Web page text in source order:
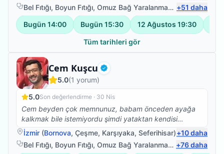
Bel Fıtığı, Boyun Fıtığı, Omuz Bağ Yaralanması ,Sırt Ağrısı
+51 daha
Bugün 14:00 Bugün 15:30 12 Ağustos 19:30
Tüm tarihleri gör
Cem Kuşcu Doğrulanmış
Fizyoterapist
5.0(1 yorum)
5.0Son değerlendirme · 30 Nis
Cem beyden çok memnunuz, babam önceden ayağa
kalkmak bile istemiyordu şimdi yataktan kendisi
kalkıyor yan koltuğa geçiyor, hareket etme konusunda
daha istekli. Çok teşekkür ederiz.
İzmir (Bornova, Çeşme, Karşıyaka, Seferihisar)+10daha
Bel Fıtığı, Boyun Fıtığı, Omuz Bağ Yaralanması ,Protez
+76daha